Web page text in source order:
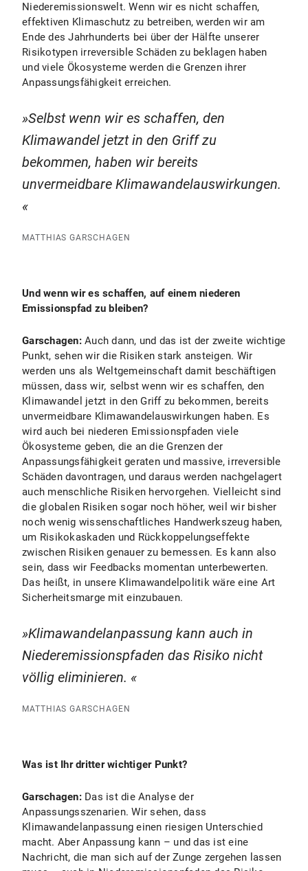
Niederemissionswelt. Wenn wir es nicht schaffen,
effektiven Klimaschutz zu betreiben, werden wir am
Ende des Jahrhunderts bei über der Hälfte unserer
Risikotypen irreversible Schäden zu beklagen haben
und viele Ökosysteme werden die Grenzen ihrer
Anpassungsfähigkeit erreichen.
Selbst wenn wir es schaffen, den
Klimawandel jetzt in den Griff zu
bekommen, haben wir bereits
unvermeidbare Klimawandelauswirkungen.
MATTHIAS GARSCHAGEN
Und wenn wir es schaffen, auf einem niederen
Emissionspfad zu bleiben?
Garschagen:Auch dann, und das ist der zweite wichtige
Punkt, sehen wir die Risiken stark ansteigen. Wir
werden uns als Weltgemeinschaft damit beschäftigen
müssen, dass wir, selbst wenn wir es schaffen, den
Klimawandel jetzt in den Griff zu bekommen, bereits
unvermeidbare Klimawandelauswirkungen haben. Es
wird auch bei niederen Emissionspfaden viele
Ökosysteme geben, die an die Grenzen der
Anpassungsfähigkeit geraten und massive, irreversible
Schäden davontragen, und daraus werden nachgelagert
auch menschliche Risiken hervorgehen. Vielleicht sind
die globalen Risiken sogar noch höher, weil wir bisher
noch wenig wissenschaftliches Handwerkszeug haben,
um Risikokaskaden und Rückkoppelungseffekte
zwischen Risiken genauer zu bemessen. Es kann also
sein, dass wir Feedbacks momentan unterbewerten.
Das heißt, in unsere Klimawandelpolitik wäre eine Art
Sicherheitsmarge mit einzubauen.
Klimawandelanpassung kann auch in
Niederemissionspfaden das Risiko nicht
völlig eliminieren.
MATTHIAS GARSCHAGEN
Was ist Ihr dritter wichtiger Punkt?
Garschagen:Das ist die Analyse der
Anpassungsszenarien. Wir sehen, dass
Klimawandelanpassung einen riesigen Unterschied
macht. Aber Anpassung kann – und das ist eine
Nachricht, die man sich auf der Zunge zergehen lassen